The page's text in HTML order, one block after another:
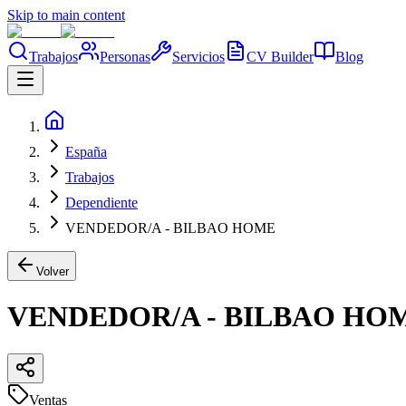
Skip to main content
Trabajos Personas Servicios CV Builder Blog
España
Trabajos
Dependiente
VENDEDOR/A - BILBAO HOME
Volver
VENDEDOR/A - BILBAO
Ventas